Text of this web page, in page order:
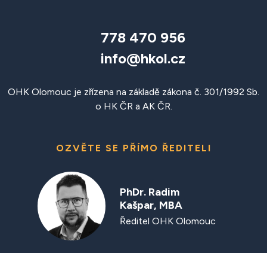
778 470 956
info@hkol.cz
OHK Olomouc je zřízena na základě zákona č. 301/1992 Sb.
o HK ČR a AK ČR.
OZVĚTE SE PŘÍMO ŘEDITELI
PhDr. Radim
Kašpar, MBA
Ředitel OHK Olomouc